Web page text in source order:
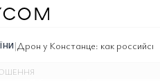
|Дрон у Констанце: как